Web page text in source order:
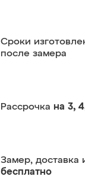
Сроки
после замера
Рассрочка на 3,
Замер, доставка
бесплатно